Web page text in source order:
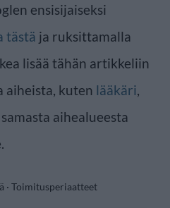
ensisijaiseksi
tästä ja ruksittamalla
lisää tähän artikkeliin
aiheista, kuten lääkäri,
aihealueesta
· Toimitusperiaatteet